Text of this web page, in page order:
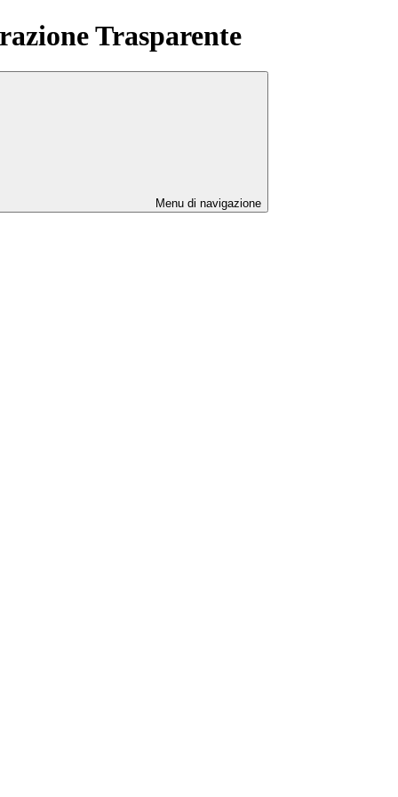
Trasparente
Menu di navigazione